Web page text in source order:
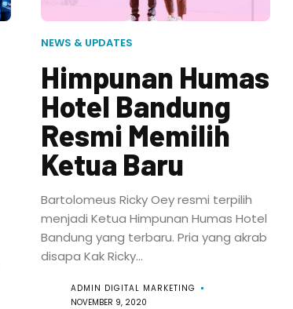
NEWS & UPDATES
Himpunan Humas
Hotel Bandung
Resmi Memilih
Ketua Baru
Bartolomeus Ricky Oey resmi terpilih
menjadi Ketua Himpunan Humas Hotel
Bandung yang terbaru. Pria yang akrab
disapa Kak Ricky...
ADMIN DIGITAL MARKETING
NOVEMBER 9, 2020